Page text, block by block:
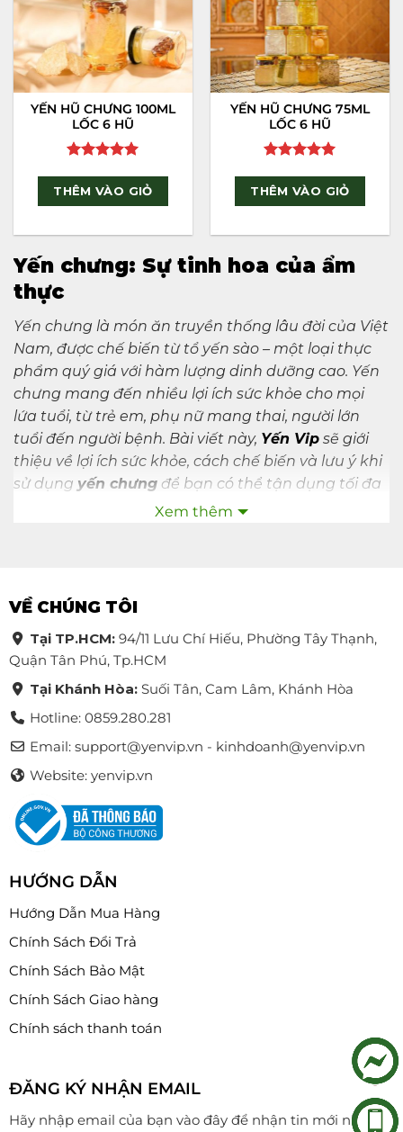
YẾN HŨ CHƯNG 100ML
LỐC 6 HŨ
out of 5
THÊM VÀO GIỎ
YẾN HŨ CHƯNG 75ML
LỐC 6 HŨ
out of 5
THÊM VÀO GIỎ
Yến chưng: Sự tinh hoa của ẩm
thực
Yến chưng là món ăn truyền thống lâu đời của Việt
Nam, được chế biến từ tổ yến sào – một loại thực
phẩm quý giá với hàm lượng dinh dưỡng cao. Yến
chưng mang đến nhiều lợi ích sức khỏe cho mọi
lứa tuổi, từ trẻ em, phụ nữ mang thai, người lớn
tuổi đến người bệnh. Bài viết này, Yến Vip sẽ giới
thiệu về lợi ích sức khỏe, cách chế biến và lưu ý khi
sử dụng yến chưng để bạn có thể tận dụng tối đa
món quà quý giá này từ thiên nhiên.
qua khâu nhặt sạch lông và loại bỏ tạp chất từ
nguyên liệu dinh dưỡng như hạt sen, hạt chia, táo
đỏ, long nhãn… để tăng thêm giá trị dinh dưỡng và
hương vị đặc biệt. Khi mua yến chưng sẵn, đó là yến
sào đã qua xử lý và đóng gói trong các hũ, chai thủy
chưng tại nhà để đảm bảo chất lượng và thưởng
thức món ăn độc đáo này khi có thời gian.
Xem thêm
VỀ CHÚNG TÔI
Tại TP.HCM:94/11 Lưu Chí Hiếu, Phường Tây Thạnh,
Quận Tân Phú, Tp.HCM
Tại Khánh Hòa:Suối Tân, Cam Lâm, Khánh Hòa
Hotline: 0859.280.281
Email: support@yenvip.vn - kinhdoanh@yenvip.vn
Website: yenvip.vn
HƯỚNG DẪN
Hướng Dẫn Mua Hàng
Chính Sách Đổi Trả
Chính Sách Bảo Mật
Chính Sách Giao hàng
Chính sách thanh toán
ĐĂNG KÝ NHẬN EMAIL
Hãy nhập email của bạn vào đây để nhận tin mới nhất!